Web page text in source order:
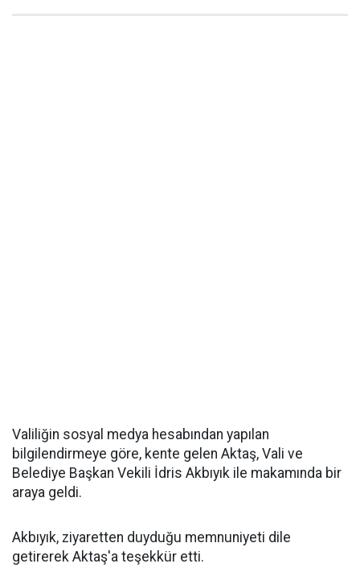
Valiliğin sosyal medya hesabından yapılan
bilgilendirmeye göre, kente gelen Aktaş, Vali ve
Belediye Başkan Vekili İdris Akbıyık ile makamında bir
araya geldi.
Akbıyık, ziyaretten duyduğu memnuniyeti dile
getirerek Aktaş'a teşekkür etti.